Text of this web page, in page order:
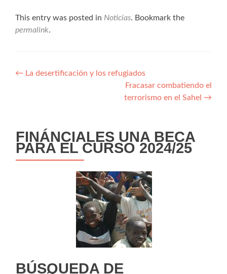
This entry was posted in Noticias. Bookmark the
permalink.
Navegación
← La desertificación y los refugiados
Fracasar combatiendo el
terrorismo en el Sahel →
FINÁNCIALES UNA BECA
PARA EL CURSO 2024/25
BÚSQUEDA DE